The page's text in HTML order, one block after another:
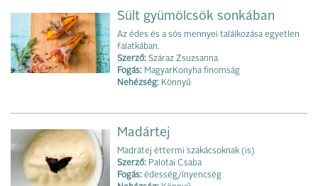
Sült gyümölcsök sonkában
Az édes és a sós mennyei találkozása egyetlen
falatkában.
Szerző: Száraz Zsuzsanna
Fogás: MagyarKonyha finomság
Nehézség: Könnyű
Madártej
Madrátej éttermi szakácsoknak (is)
Szerző: Palotai Csaba
Fogás: édesség/ínyencség